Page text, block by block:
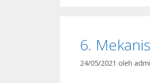
6.
24/05/2021 oleh